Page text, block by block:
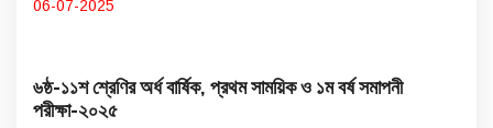
06-07-2025
৬ষ্ঠ-১১শ শ্রেণির অর্ধ বার্ষিক, প্রথম সাময়িক ও ১ম বর্ষ সমাপনী
পরীক্ষা-২০২৫